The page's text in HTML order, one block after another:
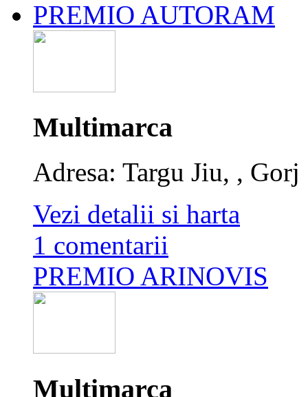
PREMIO AUTORAM
Multimarca
Adresa: Targu Jiu, , Gorj
Vezi detalii si harta
1 comentarii
PREMIO ARINOVIS
Multimarca